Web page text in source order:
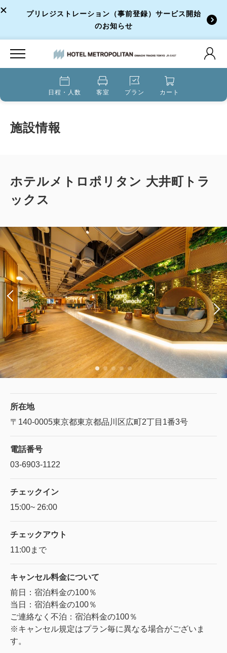
プリレジストレーション（事前登録）サービス開始
のお知らせ
日程・人数 客室 プラン カート
施設情報
ホテルメトロポリタン 大井町トラ
ックス
所在地
〒140-0005東京都東京都品川区広町2丁目1番3号
電話番号
03-6903-1122
チェックイン
15:00~ 26:00
チェックアウト
11:00まで
キャンセル料金について
前日：宿泊料金の100％
当日：宿泊料金の100％
ご連絡なく不泊：宿泊料金の100％
※キャンセル規定はプラン毎に異なる場合がございま
す。